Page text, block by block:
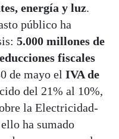
energía y luz.
público ha
5.000 millones de
fiscales
de mayo el IVA de
del 21% al 10%,
la Electricidad-
ha sumado